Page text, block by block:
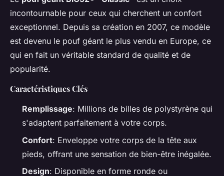
incontournable pour ceux qui cherchent un confort
exceptionnel. Depuis sa création en 2007, ce modèle
est devenu le pouf géant le plus vendu en Europe, ce
qui en fait un véritable standard de qualité et de
popularité.
Caractéristiques Clés
Remplissage: Millions de billes de polystyrène qui
s'adaptent parfaitement à votre corps.
Confort: Enveloppe votre corps de la tête aux
pieds, offrant une sensation de bien-être inégalée.
Design: Disponible en forme ronde ou